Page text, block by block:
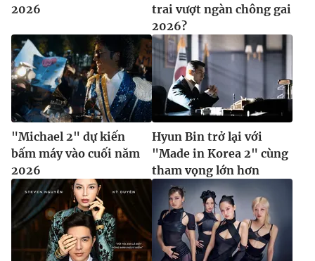
2026
trai vượt ngàn chông gai
2026?
"Michael 2" dự kiến
bấm máy vào cuối năm
2026
Hyun Bin trở lại với
"Made in Korea 2" cùng
tham vọng lớn hơn